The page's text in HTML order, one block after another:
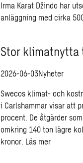
Irma Karat Džindo har
anläggning med cirka
Stor
2026-06-03Nyheter
Swecos klimat- och
i Carlshammar visar att
procent. De åtgärder
omkring 140 ton lägre
kronor. Läs mer